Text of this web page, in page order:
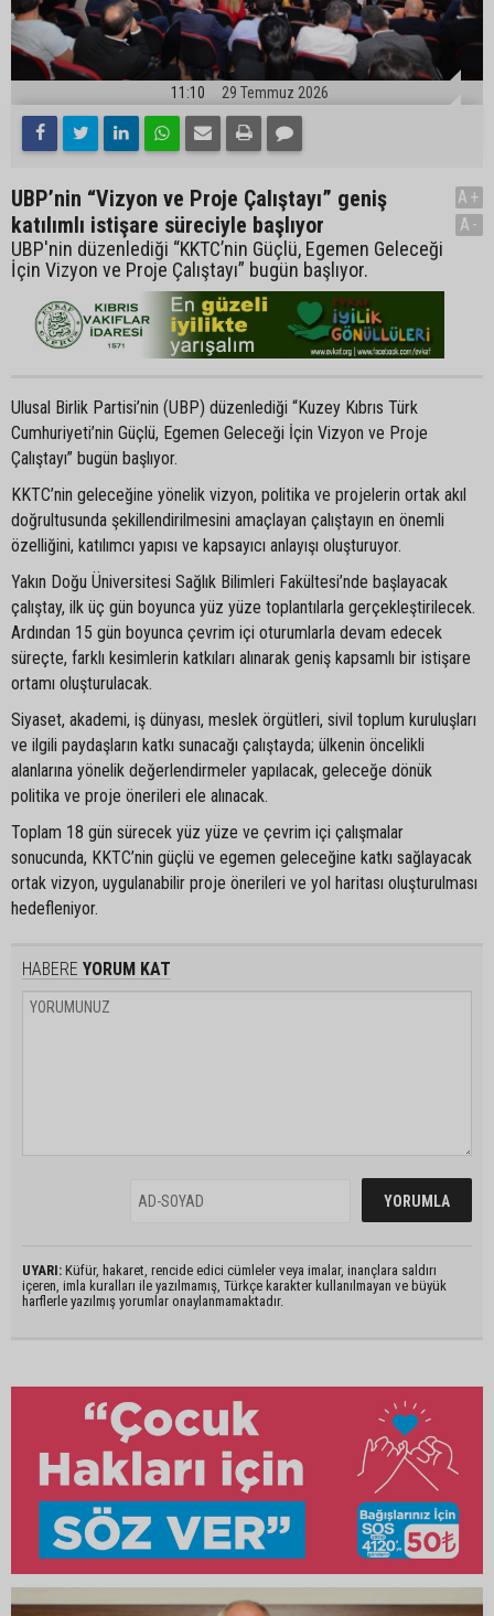
11:10 29 Temmuz 2026
UBP’nin “Vizyon ve Proje Çalıştayı” geniş
katılımlı istişare süreciyle başlıyor
UBP'nin düzenlediği “KKTC’nin Güçlü, Egemen Geleceği
İçin Vizyon ve Proje Çalıştayı” bugün başlıyor.
A+
A-
Ulusal Birlik Partisi’nin (UBP) düzenlediği “Kuzey Kıbrıs Türk
Cumhuriyeti’nin Güçlü, Egemen Geleceği İçin Vizyon ve Proje
Çalıştayı” bugün başlıyor.
KKTC’nin geleceğine yönelik vizyon, politika ve projelerin ortak akıl
doğrultusunda şekillendirilmesini amaçlayan çalıştayın en önemli
özelliğini, katılımcı yapısı ve kapsayıcı anlayışı oluşturuyor.
Yakın Doğu Üniversitesi Sağlık Bilimleri Fakültesi’nde başlayacak
çalıştay, ilk üç gün boyunca yüz yüze toplantılarla gerçekleştirilecek.
Ardından 15 gün boyunca çevrim içi oturumlarla devam edecek
süreçte, farklı kesimlerin katkıları alınarak geniş kapsamlı bir istişare
ortamı oluşturulacak.
Siyaset, akademi, iş dünyası, meslek örgütleri, sivil toplum kuruluşları
ve ilgili paydaşların katkı sunacağı çalıştayda; ülkenin öncelikli
alanlarına yönelik değerlendirmeler yapılacak, geleceğe dönük
politika ve proje önerileri ele alınacak.
Toplam 18 gün sürecek yüz yüze ve çevrim içi çalışmalar
sonucunda, KKTC’nin güçlü ve egemen geleceğine katkı sağlayacak
ortak vizyon, uygulanabilir proje önerileri ve yol haritası oluşturulması
hedefleniyor.
HABERE YORUM KAT
UYARI: Küfür, hakaret, rencide edici cümleler veya imalar, inançlara saldırı
içeren, imla kuralları ile yazılmamış, Türkçe karakter kullanılmayan ve büyük
harflerle yazılmış yorumlar onaylanmamaktadır.